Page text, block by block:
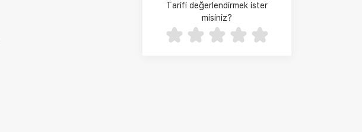
Tarifi değerlendirmek ister
misiniz?